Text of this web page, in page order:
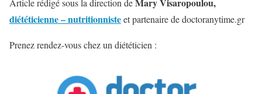
Article rédigé sous la direction deMary Visaropoulou,
diététicienne – nutritionnisteet partenaire de doctoranytime.gr
Prenez rendez-vous chez un diététicien :